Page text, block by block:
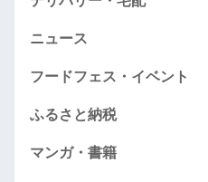
ニュース
フードフェス・イベント
ふるさと納税
マンガ・書籍